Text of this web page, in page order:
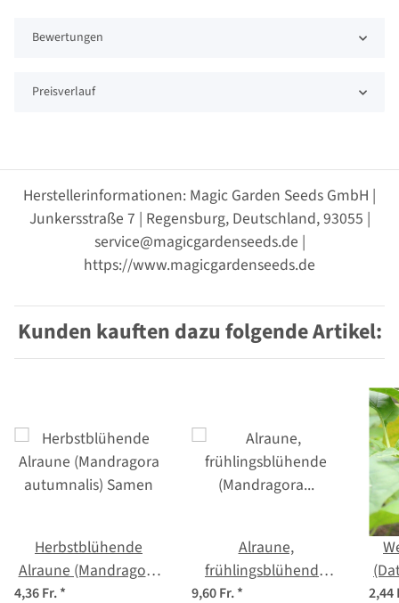
Bewertungen
Preisverlauf
Herstellerinformationen: Magic Garden Seeds GmbH |
Junkersstraße 7 | Regensburg, Deutschland, 93055 |
service@magicgardenseeds.de |
https://www.magicgardenseeds.de
Kunden kauften dazu folgende Artikel:
Herbstblühende
Alraune (Mandragora
autumnalis) Samen
4,36 Fr.*
Alraune,
frühlingsblühende
(Mandragora
9,60 Fr.* 2,44